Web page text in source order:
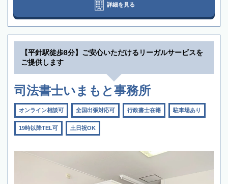
詳細を見る
【平針駅徒歩8分】ご安心いただけるリーガルサービスを
ご提供します
司法書士いまもと事務所
オンライン相談可 全国出張対応可 行政書士在籍 駐車場あり
19時以降TEL可 土日祝OK